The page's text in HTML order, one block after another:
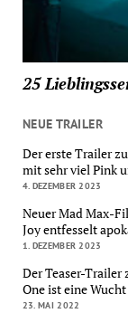
25
NEUE TRAILER
Der erste Trailer
mit sehr viel Pink
4. DEZEMBER 2023
Neuer Mad Max-
Joy entfesselt
1. DEZEMBER 2023
Der Teaser-Trailer
One ist eine Wucht
23. MAI 2022